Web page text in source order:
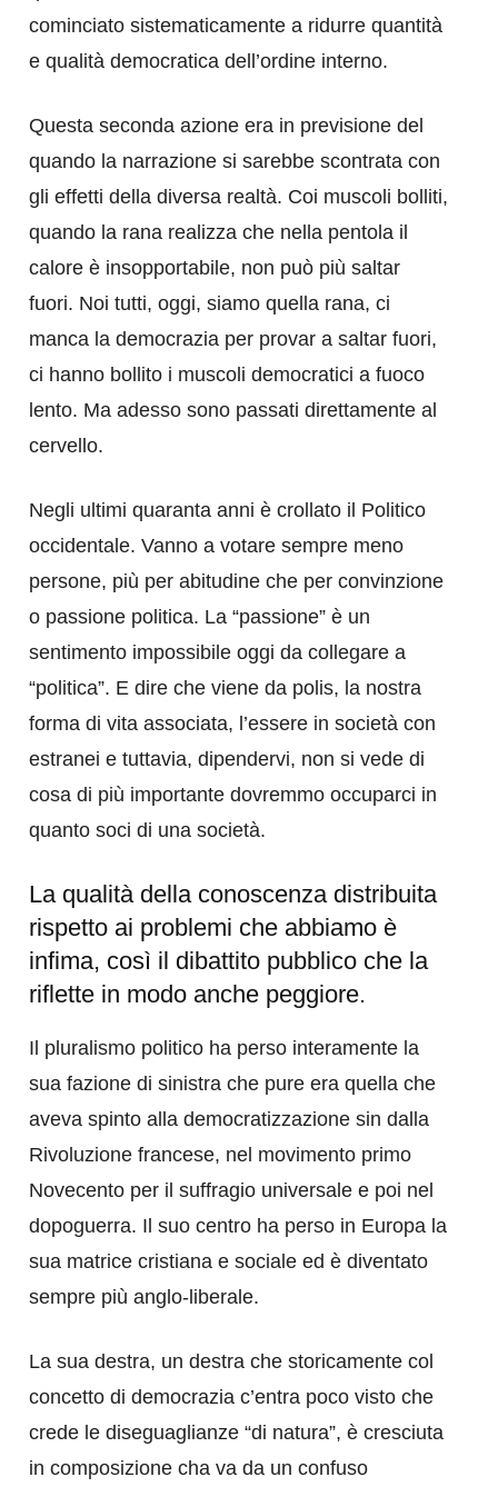
cominciato sistematicamente a ridurre quantità
e qualità democratica dell’ordine interno.
Questa seconda azione era in previsione del
quando la narrazione si sarebbe scontrata con
gli effetti della diversa realtà. Coi muscoli bolliti,
quando la rana realizza che nella pentola il
calore è insopportabile, non può più saltar
fuori. Noi tutti, oggi, siamo quella rana, ci
manca la democrazia per provar a saltar fuori,
ci hanno bollito i muscoli democratici a fuoco
lento. Ma adesso sono passati direttamente al
cervello.
Negli ultimi quaranta anni è crollato il Politico
occidentale. Vanno a votare sempre meno
persone, più per abitudine che per convinzione
o passione politica. La “passione” è un
sentimento impossibile oggi da collegare a
“politica”. E dire che viene da polis, la nostra
forma di vita associata, l’essere in società con
estranei e tuttavia, dipendervi, non si vede di
cosa di più importante dovremmo occuparci in
quanto soci di una società.
La qualità della conoscenza distribuita
rispetto ai problemi che abbiamo è
infima, così il dibattito pubblico che la
riflette in modo anche peggiore.
Il pluralismo politico ha perso interamente la
sua fazione di sinistra che pure era quella che
aveva spinto alla democratizzazione sin dalla
Rivoluzione francese, nel movimento primo
Novecento per il suffragio universale e poi nel
dopoguerra. Il suo centro ha perso in Europa la
sua matrice cristiana e sociale ed è diventato
sempre più anglo-liberale.
La sua destra, un destra che storicamente col
concetto di democrazia c’entra poco visto che
crede le diseguaglianze “di natura”, è cresciuta
in composizione cha va da un confuso